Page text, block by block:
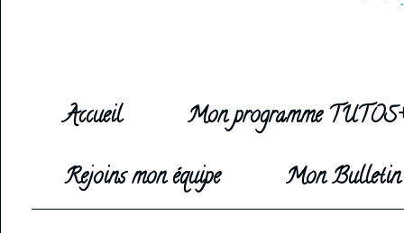
Accueil
Mon programme
Rejoins mon équipe
Mon